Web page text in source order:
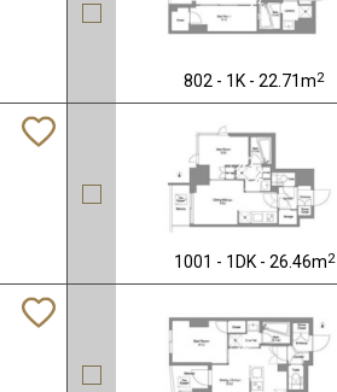
802 - 1K - 22.71m2
1001 - 1DK - 26.46m2